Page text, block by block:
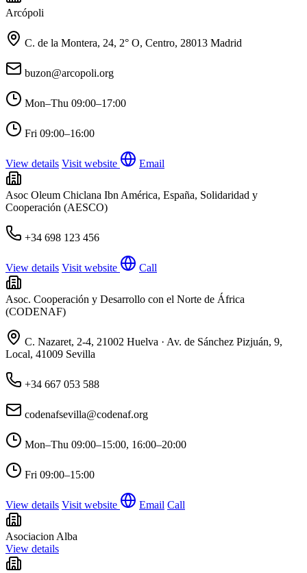
Arcópoli
C. de la Montera, 24, 2° O, Centro, 28013 Madrid
buzon@arcopoli.org
Mon–Thu 09:00–17:00
Fri 09:00–16:00
View details Visit website Email
Asoc Oleum Chiclana Ibn América, España, Solidaridad y
Cooperación (AESCO)
+34 698 123 456
View details Visit website Call
Asoc. Cooperación y Desarrollo con el Norte de África
(CODENAF)
C. Nazaret, 2-4, 21002 Huelva · Av. de Sánchez Pizjuán, 9,
Local, 41009 Sevilla
+34 667 053 588
codenafsevilla@codenaf.org
Mon–Thu 09:00–15:00, 16:00–20:00
Fri 09:00–15:00
View details Visit website Email Call
Asociacion Alba
View details